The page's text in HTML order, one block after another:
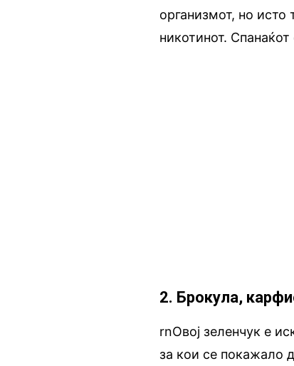
организмот, но
никотинот.
2. Брокула,
rnОвој зеленчук е
за кои се покажало